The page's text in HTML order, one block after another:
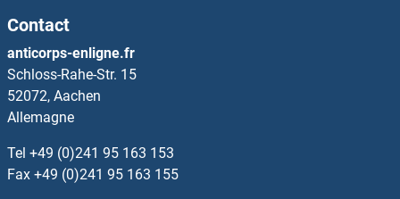
CCL20 Anticorps
CCL21 Anticorps
Ccl21a Anticorps
CCL22 Anticorps
Contact
anticorps-enligne.fr
Schloss-Rahe-Str. 15
52072, Aachen
Allemagne
Tel +49 (0)241 95 163 153
Fax +49 (0)241 95 163 155